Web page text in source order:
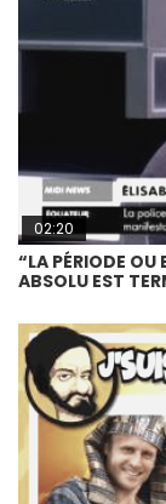
02:20
“LA PÉRIODE
ABSOLU EST